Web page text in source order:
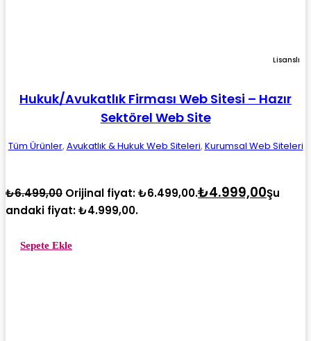
Lisanslı
Hukuk/Avukatlık Firması Web Sitesi – Hazır
Sektörel Web Site
Tüm Ürünler, Avukatlık & Hukuk Web Siteleri, Kurumsal Web Siteleri
₺6.499,00 Orijinal fiyat: ₺6.499,00.₺4.999,00Şu
andaki fiyat: ₺4.999,00.
Sepete Ekle